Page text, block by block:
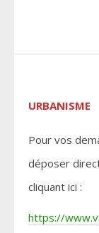
URBANISME
Pour vos
déposer
cliquant ici :
https://